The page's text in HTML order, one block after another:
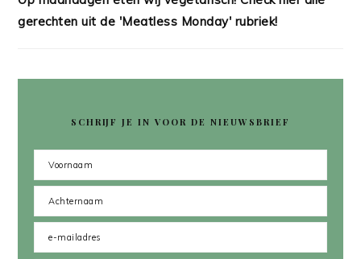
gerechten uit de 'Meatless Monday' rubriek!
SCHRIJF JE IN VOOR DE NIEUWSBRIEF